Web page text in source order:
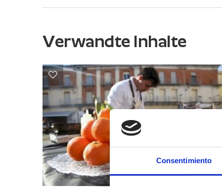
Consentimiento
Verwandte Inhalte